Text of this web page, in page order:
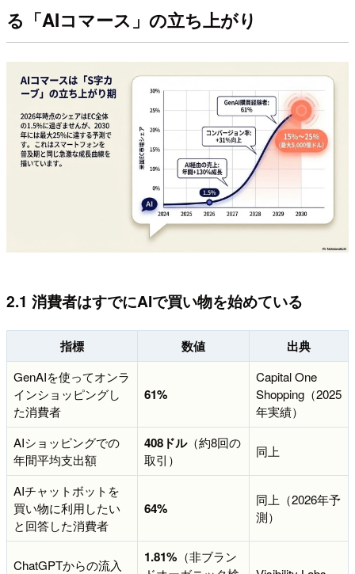
る「AIコマース」の立ち上がり
2.1 消費者はすでにAIで買い物を始めている
指標 数値 出典
GenAIを使ってオンラ
インショッピングし
た消費者
61%
Capital One
Shopping（2025
年実績）
AIショッピングでの
年間平均支出額
408ドル（約8回の
取引）
同上
AIチャットボットを
買い物に利用したい
と回答した消費者
64%
同上（2026年予
測）
ChatGPTからの流入 1.81% （非ブラン